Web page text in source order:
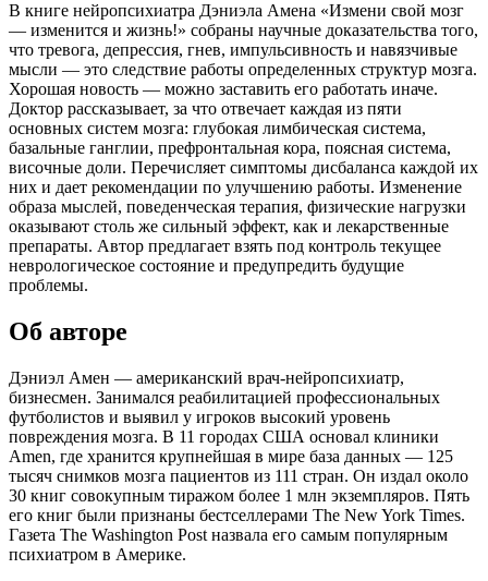
В книге нейропсихиатра Дэниэла Амена «Измени свой мозг
— изменится и жизнь!» собраны научные доказательства того,
что тревога, депрессия, гнев, импульсивность и навязчивые
мысли — это следствие работы определенных структур мозга.
Хорошая новость — можно заставить его работать иначе.
Доктор рассказывает, за что отвечает каждая из пяти
основных систем мозга: глубокая лимбическая система,
базальные ганглии, префронтальная кора, поясная система,
височные доли. Перечисляет симптомы дисбаланса каждой их
них и дает рекомендации по улучшению работы. Изменение
образа мыслей, поведенческая терапия, физические нагрузки
оказывают столь же сильный эффект, как и лекарственные
препараты. Автор предлагает взять под контроль текущее
неврологическое состояние и предупредить будущие
проблемы.
Об авторе
Дэниэл Амен — американский врач-нейропсихиатр,
бизнесмен. Занимался реабилитацией профессиональных
футболистов и выявил у игроков высокий уровень
повреждения мозга. В 11 городах США основал клиники
Amen, где хранится крупнейшая в мире база данных — 125
тысяч снимков мозга пациентов из 111 стран. Он издал около
30 книг совокупным тиражом более 1 млн экземпляров. Пять
его книг были признаны бестселлерами The New York Times.
Газета The Washington Post назвала его самым популярным
психиатром в Америке.